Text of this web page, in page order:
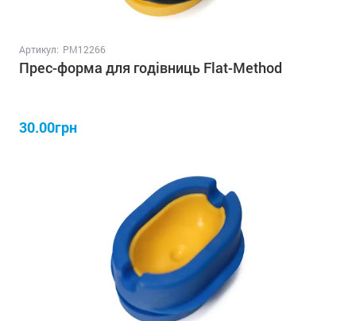
Артикул: PM12266
Прес-форма для годівниць Flat-Method
30.00грн